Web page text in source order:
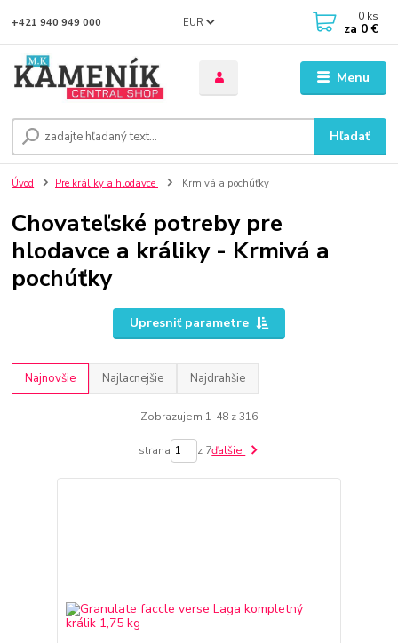
Menu
EUR
Hľadať
+421 940 949 000 0 ks
za 0 €
Úvod Pre králiky a hlodavce Krmivá a pochúťky
Chovateľské potreby pre
hlodavce a králiky - Krmivá a
pochúťky
Upresniť parametre
Najnovšie Najlacnejšie Najdrahšie
Zobrazujem 1-48 z 316
strana z 7ďalšie